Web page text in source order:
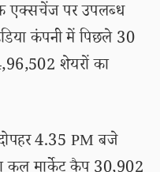
एक्सचेंज पर उपलब्ध
कंपनी में पिछले 30
शेयरों का
4.35 PM बजे